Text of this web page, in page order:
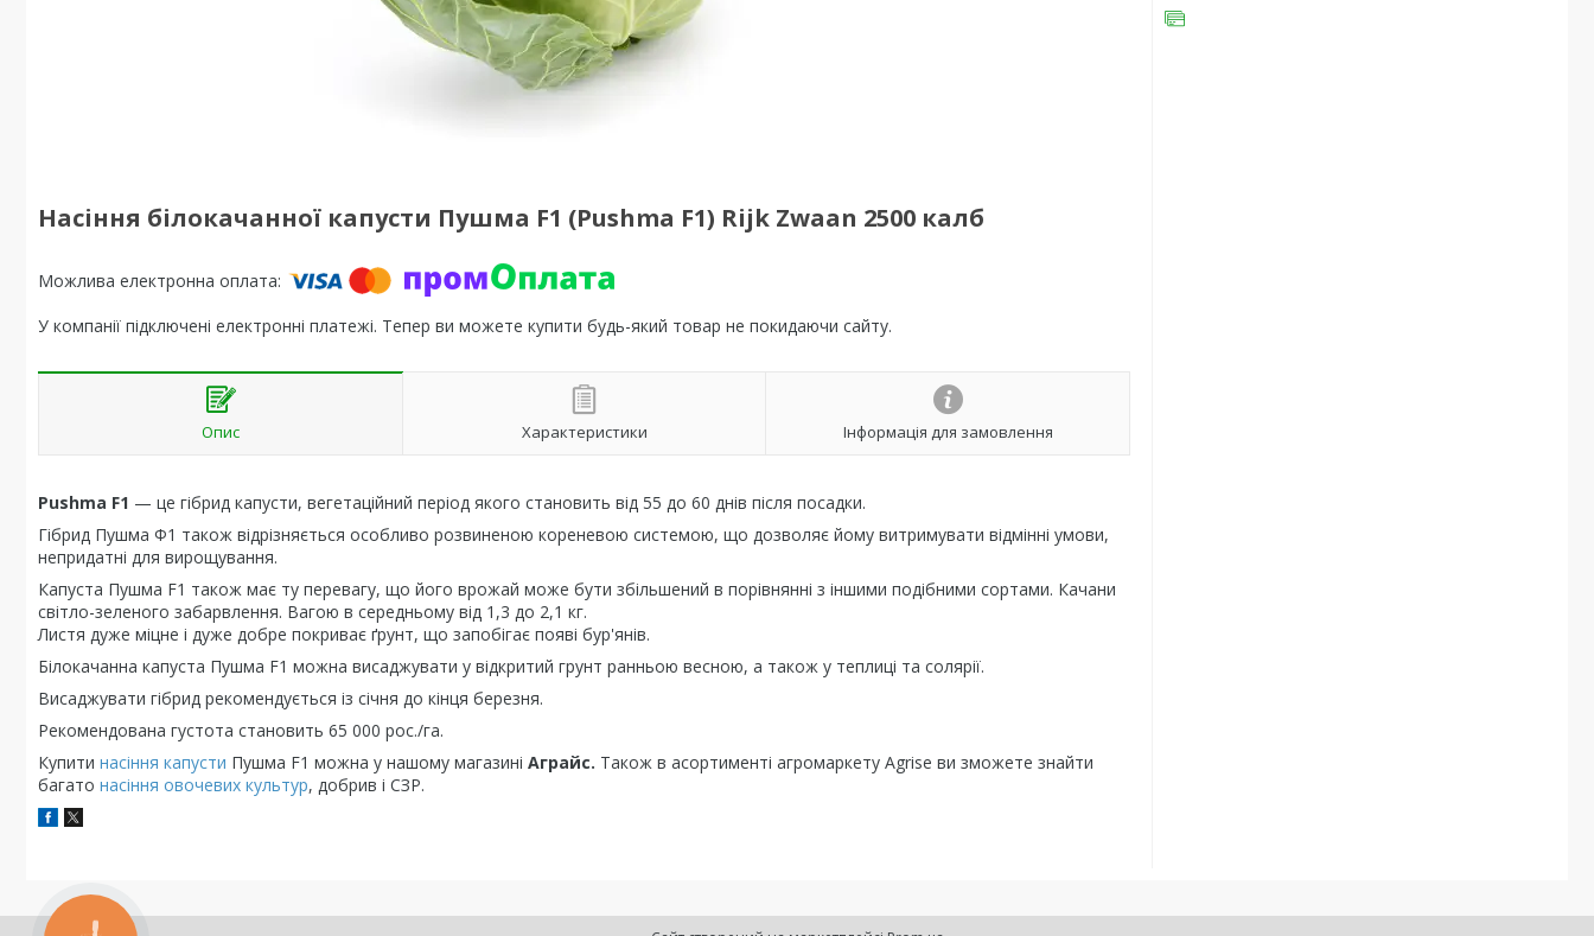
Насіння білокачанної капусти Пушма F1 (Pushma F1) Rijk Zwaan 2500 калб
У компанії підключені електронні платежі. Тепер ви можете купити будь-який товар не покидаючи сайту.
Опис Характеристики Інформація для замовлення
Pushma F1 — це гібрид капусти, вегетаційний період якого становить від 55 до 60 днів після посадки.
Гібрид Пушма Ф1 також відрізняється особливо розвиненою кореневою системою, що дозволяє йому витримувати відмінні умови,
непридатні для вирощування.
Капуста Пушма F1 також має ту перевагу, що його врожай може бути збільшений в порівнянні з іншими подібними сортами. Качани
світло-зеленого забарвлення. Вагою в середньому від 1,3 до 2,1 кг.
Листя дуже міцне і дуже добре покриває ґрунт, що запобігає появі бур'янів.
Білокачанна капуста Пушма F1 можна висаджувати у відкритий грунт ранньою весною, а також у теплиці та солярії.
Висаджувати гібрид рекомендується із січня до кінця березня.
Рекомендована густота становить 65 000 рос./га.
Купити насіння капусти Пушма F1 можна у нашому магазині Аграйс. Також в асортименті агромаркету Agrise ви зможете знайти
багато насіння овочевих культур, добрив і СЗР.